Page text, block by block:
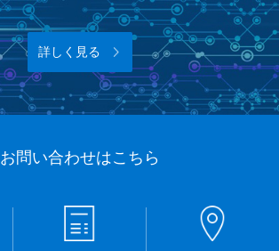
詳しく見る
お問い合わせはこちら